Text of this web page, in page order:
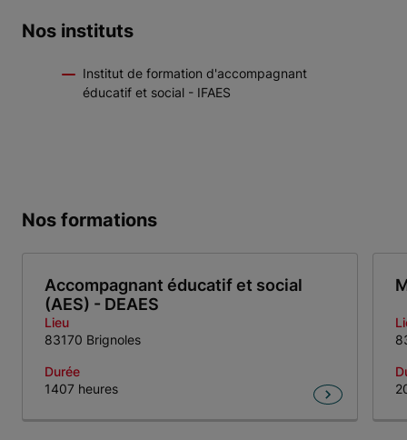
Nos instituts
Institut de formation d'accompagnant
éducatif et social - IFAES
Nos formations
Accompagnant éducatif et social
(AES) - DEAES
Lieu
83170 Brignoles
Durée
1407 heures